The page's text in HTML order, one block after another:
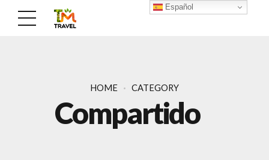
HOME CATEGORY
Compartido
Español